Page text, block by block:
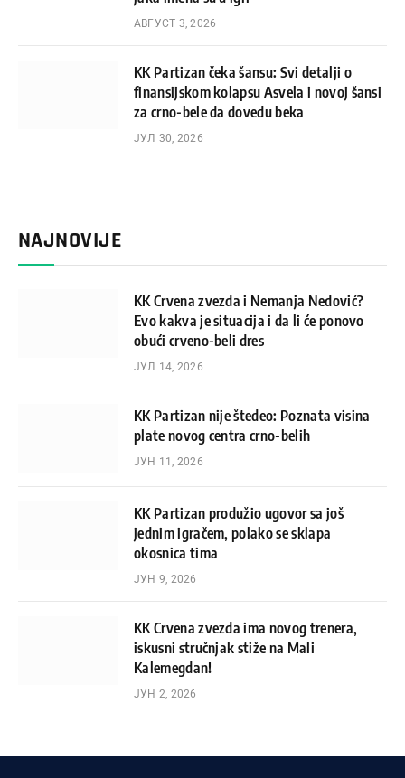
АВГУСТ 3, 2026
KK Partizan čeka šansu: Svi detalji o
finansijskom kolapsu Asvela i novoj šansi
za crno-bele da dovedu beka
ЈУЛ 30, 2026
NAJNOVIJE
KK Crvena zvezda i Nemanja Nedović?
Evo kakva je situacija i da li će ponovo
obući crveno-beli dres
ЈУЛ 14, 2026
KK Partizan nije štedeo: Poznata visina
plate novog centra crno-belih
ЈУН 11, 2026
KK Partizan produžio ugovor sa još
jednim igračem, polako se sklapa
okosnica tima
ЈУН 9, 2026
KK Crvena zvezda ima novog trenera,
iskusni stručnjak stiže na Mali
Kalemegdan!
ЈУН 2, 2026